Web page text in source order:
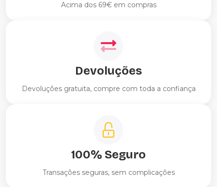
Acima dos 69€ em compras
Devoluções
Devoluções gratuita, compre com toda a confiança
100% Seguro
Transações seguras, sem complicações